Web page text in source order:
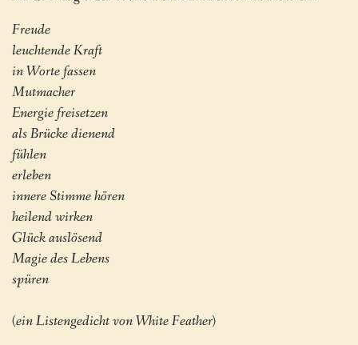
Freude
leuchtende Kraft
in Worte fassen
Mutmacher
Energie freisetzen
als Brücke dienend
fühlen
erleben
innere Stimme hören
heilend wirken
Glück auslösend
Magie des Lebens
spüren
(ein Listengedicht von White Feather)